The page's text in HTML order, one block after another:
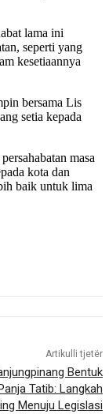
lama ini
seperti yang
kesetiaannya
bersama Lis
setia kepada
masa
kota dan
baik untuk lima
Artikulli tjetër
Bentuk
Tatib: Langkah
Menuju Legislasi